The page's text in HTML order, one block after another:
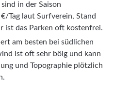
in der Saison
Tag laut Surfverein, Stand
ist das Parken oft kostenfrei.
am besten bei südlichen
ist oft sehr böig und kann
und Topographie plötzlich